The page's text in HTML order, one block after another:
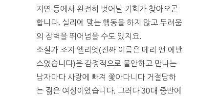
지연 등에서 완전히 벗어날 기회가 찾아오곤
합니다. 실리에 맞는 행동을 하지 않고 두려움
의 장벽을 뛰어넘을 수도 있지요.
소설가 조지 엘리엇(진짜 이름은 메리 앤 에반
스였습니다)은 감정적으로 불안하고 만나는
남자마다 사랑에 빠져 쫓아다니다 거절당하
는 젊은 여성이었습니다. 그러다 30대 중반에